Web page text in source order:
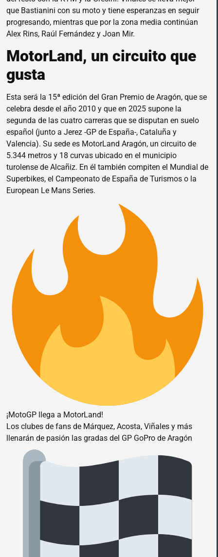
que Bastianini con su moto y tiene esperanzas en seguir
progresando, mientras que por la zona media continúan
Alex Rins, Raúl Fernández y Joan Mir.
MotorLand, un circuito que
gusta
Esta será la 15ª edición del Gran Premio de Aragón, que se
celebra desde el año 2010 y que en 2025 supone la
segunda de las cuatro carreras que se disputan en suelo
español (junto a Jerez -GP de España-, Cataluña y
Valencia). Su sede es MotorLand Aragón, un circuito de
5.344 metros y 18 curvas ubicado en el municipio
turolense de Alcañiz. En él también compiten el Mundial de
Superbikes, el Campeonato de España de Turismos o la
European Le Mans Series.
¡MotoGP llega a MotorLand!
Los clubes de fans de Márquez, Acosta, Viñales y más
llenarán de pasión las gradas del GP GoPro de Aragón